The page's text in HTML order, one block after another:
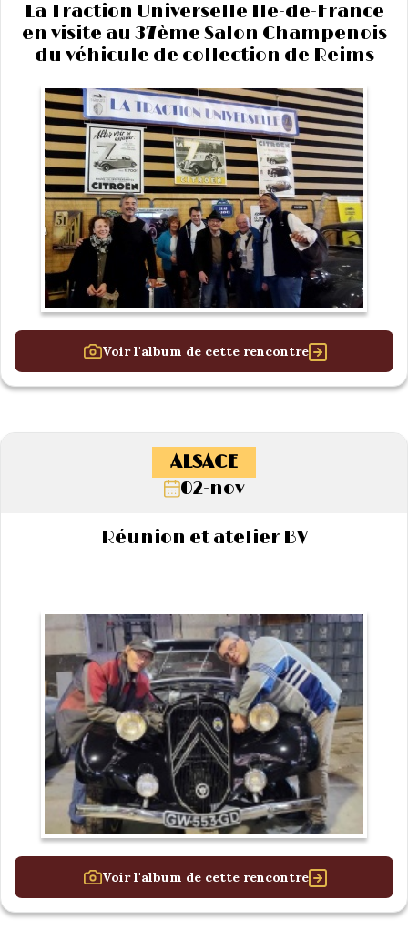
La Traction Universelle Ile-de-France
en visite au 37ème Salon Champenois
du véhicule de collection de Reims
Voir l'album de cette rencontre
ALSACE
02-nov
Réunion et atelier BV
Voir l'album de cette rencontre